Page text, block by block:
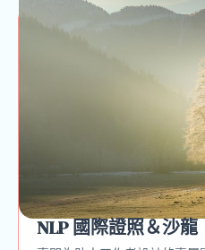
NLP 國際證照＆沙龍